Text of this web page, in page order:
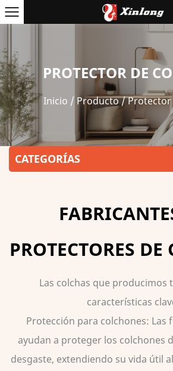
PROTECTOR DE
Inicio / Producto/Protector
CATEGORÍAS
PROTECTORES
Las colchas que producimos
características
Protección para colchones: Las
ayudan a proteger los colchones
desgaste, extendiendo su vida útil